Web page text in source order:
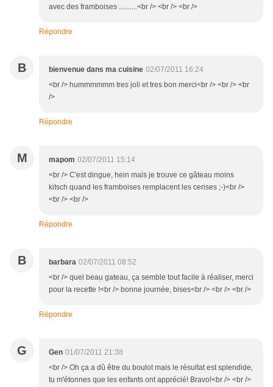
avec des framboises ..........<br /> <br /> <br />
Répondre
B bienvenue dans ma cuisine 02/07/2011 16:24
<br /> hummmmmm tres joli et tres bon merci<br /> <br /> <br
/>
Répondre
M mapom 02/07/2011 15:14
<br /> C'est dingue, hein mais je trouve ce gâteau moins
kitsch quand les framboises remplacent les cerises ;-)<br />
<br /> <br />
Répondre
B barbara 02/07/2011 08:52
<br /> quel beau gateau, ça semble tout facile à réaliser, merci
pour la recette !<br /> bonne journée, bises<br /> <br /> <br />
Répondre
G Gen 01/07/2011 21:38
<br /> Oh ça a dû être du boulot mais le résultat est splendide,
tu m'étonnes que les enfants ont apprécié! Bravo!<br /> <br />